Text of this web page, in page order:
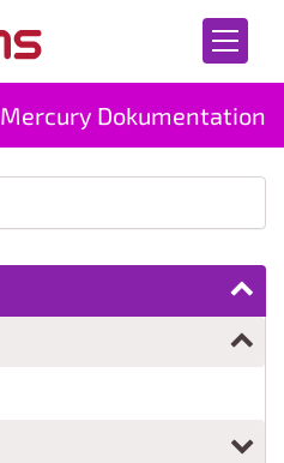
Mercury Dokumentation